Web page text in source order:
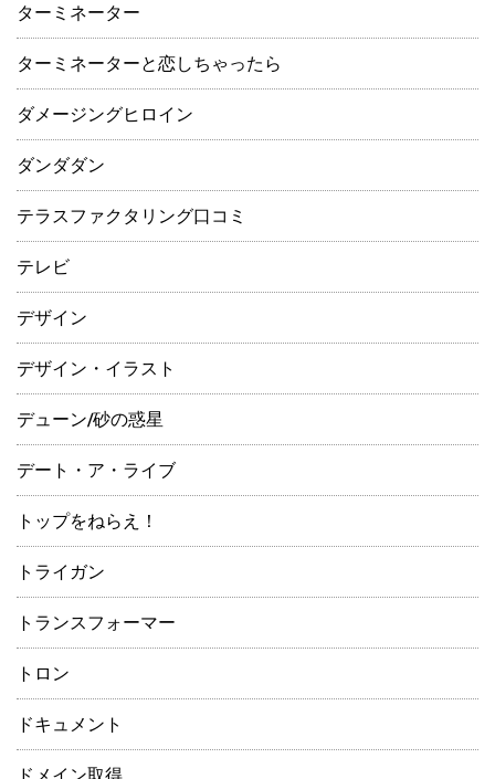
ターミネーター
ターミネーターと恋しちゃったら
ダメージングヒロイン
ダンダダン
テラスファクタリング口コミ
テレビ
デザイン
デザイン・イラスト
デューン/砂の惑星
デート・ア・ライブ
トップをねらえ！
トライガン
トランスフォーマー
トロン
ドキュメント